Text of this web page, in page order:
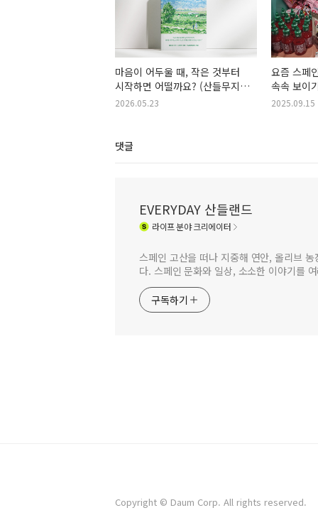
마음이 어두울 때, 작은 것부터
시작하면 어떨까요? (산들무지개
책 소개)
2026.05.23
요즘 스페
속속 보이
2025.09.15
댓글
EVERYDAY 산들랜드
라이프분야 크리에이터
스페인 고산을 떠나 지중해 연안, 올리브
다. 스페인 문화와 일상, 소소한 이야기를
구독하기
Copyright © Daum Corp. All rights reserved.